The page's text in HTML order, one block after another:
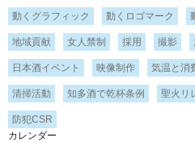
動くグラフィック 動くロゴマーク
地域貢献 女人禁制 採用 撮影
日本酒イベント 映像制作 気温と消
清掃活動 知多酒で乾杯条例 聖火リ
防犯CSR
カレンダー